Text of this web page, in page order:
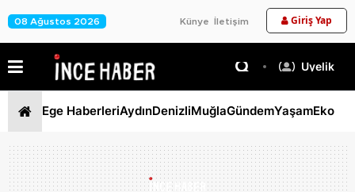
08 Ağustos 2026 Künye İletişim Giriş Yap
Üyelik
Ege HaberleriAydınDenizliMuğlaGündemYaşam